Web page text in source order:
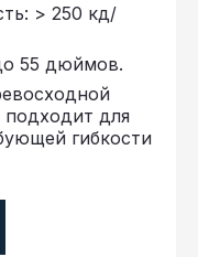
> 250 кд/
55 дюймов.
подходит для
гибкости